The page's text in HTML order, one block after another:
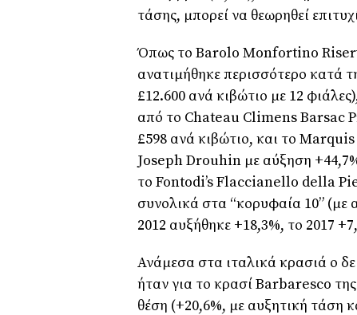
τάσης, μπορεί να θεωρηθεί
Όπως το Barolo Monfortino
ανατιμήθηκε περισσότερο κατά
£12.600 ανά κιβώτιο με 12
από το Chateau Climens Barsac
£598 ανά κιβώτιο, και το
Joseph Drouhin με αύξηση
το Fontodi’s Flaccianello della
συνολικά στα “κορυφαία 10” (με
2012 αυξήθηκε +18,3%, το 2017
Ανάμεσα στα ιταλικά κρασιά ο
ήταν για το κρασί Barbaresco
θέση (+20,6%, με αυξητική τάση